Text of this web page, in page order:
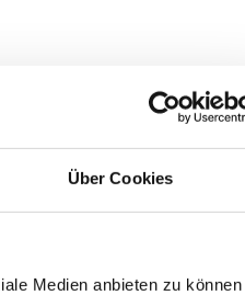
Über Cookies
Medien anbieten zu können